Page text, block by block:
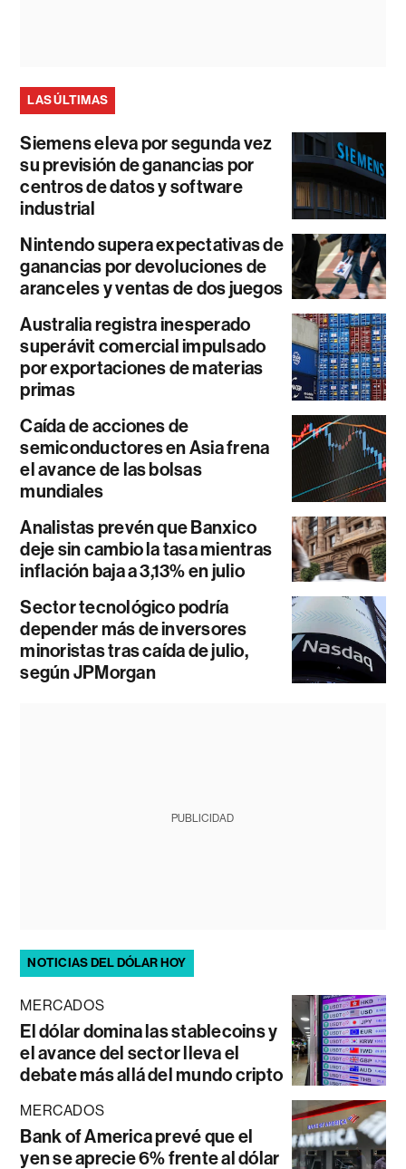
LAS ÚLTIMAS
Siemens eleva por segunda vez
su previsión de ganancias por
centros de datos y software
industrial
Nintendo supera expectativas de
ganancias por devoluciones de
aranceles y ventas de dos juegos
Australia registra inesperado
superávit comercial impulsado
por exportaciones de materias
primas
Caída de acciones de
semiconductores en Asia frena
el avance de las bolsas
mundiales
Analistas prevén que Banxico
deje sin cambio la tasa mientras
inflación baja a 3,13% en julio
Sector tecnológico podría
depender más de inversores
minoristas tras caída de julio,
según JPMorgan
PUBLICIDAD
NOTICIAS DEL DÓLAR HOY
MERCADOS
El dólar domina las stablecoins y
el avance del sector lleva el
debate más allá del mundo cripto
MERCADOS
Bank of America prevé que el
yen se aprecie 6% frente al dólar